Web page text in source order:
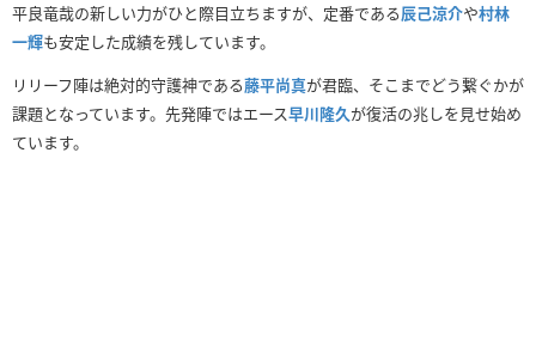
平良竜哉の新しい力がひと際目立ちますが、定番である辰己涼介や村林
一輝も安定した成績を残しています。
リリーフ陣は絶対的守護神である藤平尚真が君臨、そこまでどう繋ぐかが
課題となっています。先発陣ではエース早川隆久が復活の兆しを見せ始め
ています。